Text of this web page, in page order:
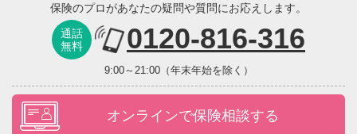
保険のプロがあなたの疑問や質問にお応えします。
通話
無料
0120-816-316
9:00～21:00（年末年始を除く）
オンラインで保険相談する